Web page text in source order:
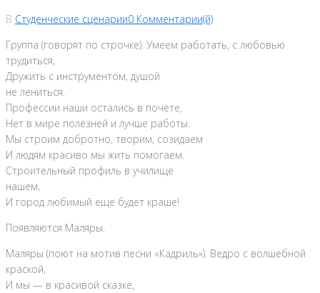
В Студенческие сценарии0 Комментарии(й)
Группа (говорят по строчке). Умеем работать, с любовью
трудиться,
Дружить с инструментом, душой
не лениться.
Профессии наши остались в почете,
Нет в мире полезней и лучше работы.
Мы строим добротно, творим, созидаем
И людям красиво мы жить помогаем.
Строительный профиль в училище
нашем,
И город любимый еще будет краше!
Появляются Маляры.
Маляры (поют на мотив песни «Кадриль»). Ведро с волшебной
краской,
И мы — в красивой сказке,